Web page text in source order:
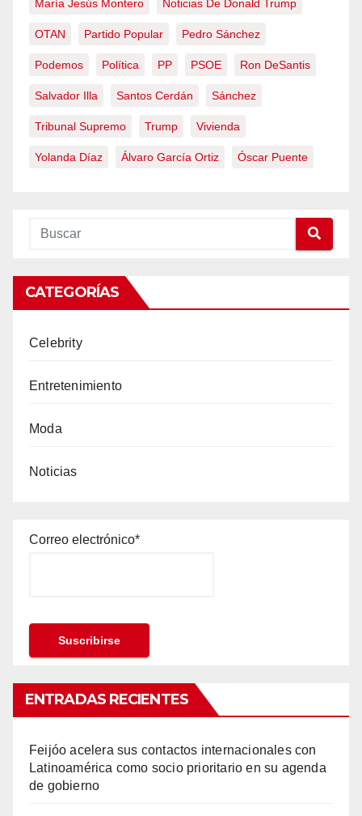
María Jesús Montero Noticias De Donald Trump
OTAN Partido Popular Pedro Sánchez
Podemos Política PP PSOE Ron DeSantis
Salvador Illa Santos Cerdán Sánchez
Tribunal Supremo Trump Vivienda
Yolanda Díaz Álvaro García Ortiz Óscar Puente
CATEGORÍAS
Celebrity
Entretenimiento
Moda
Noticias
Correo electrónico*
ENTRADAS RECIENTES
Feijóo acelera sus contactos internacionales con
Latinoamérica como socio prioritario en su agenda
de gobierno